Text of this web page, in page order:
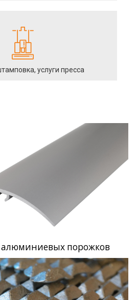
услуги пресса
алюминиевых порожков